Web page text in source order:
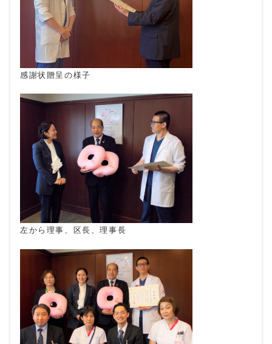
感謝状贈呈の様子
左から理事、区長、理事長